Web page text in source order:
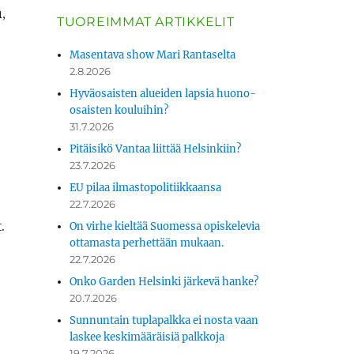
TUOREIMMAT ARTIKKELIT
Masentava show Mari Rantaselta
2.8.2026
Hyväosaisten alueiden lapsia huono-
osaisten kouluihin?
31.7.2026
Pitäisikö Vantaa liittää Helsinkiin?
23.7.2026
EU pilaa ilmastopolitiikkaansa
22.7.2026
On virhe kieltää Suomessa opiskelevia
ottamasta perhettään mukaan.
22.7.2026
Onko Garden Helsinki järkevä hanke?
20.7.2026
Sunnuntain tuplapalkka ei nosta vaan
laskee keskimääräisiä palkkoja